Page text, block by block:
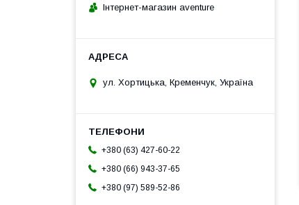
Інтернет-магазин aventure
ул. Хортицька, Кременчук, Україна
+380 (63) 427-60-22
+380 (66) 943-37-65
+380 (97) 589-52-86